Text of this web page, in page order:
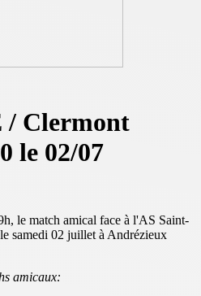
/ Clermont
le 02/07
le match amical face à l'AS Saint-
samedi 02 juillet à Andrézieux
amicaux: